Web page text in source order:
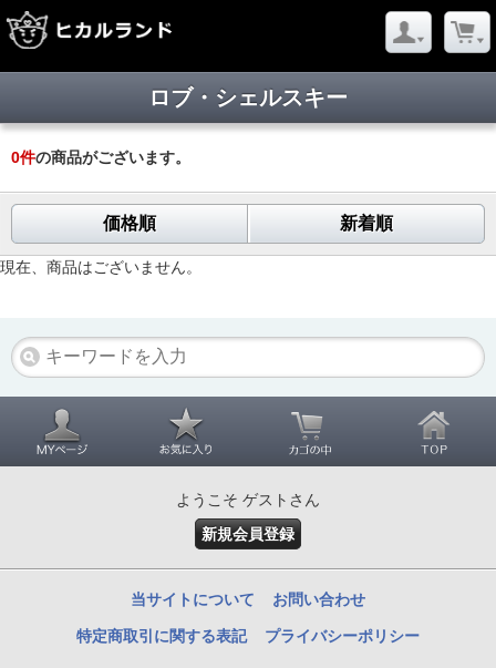
ロブ・シェルスキー
0件の商品がございます。
価格順 新着順
現在、商品はございません。
ようこそ ゲストさん
新規会員登録
当サイトについて お問い合わせ
特定商取引に関する表記 プライバシーポリシー